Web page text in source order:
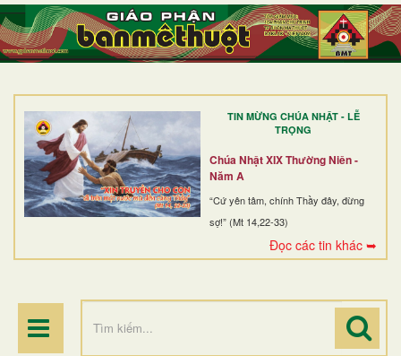
TIN MỪNG CHÚA NHẬT - LỄ
TRỌNG
Chúa Nhật XIX Thường Niên -
Năm A
“Cứ yên tâm, chính Thầy đây, đừng
sợ!” (Mt 14,22-33)
Đọc các tin khác ➥
TRANG NHẤT
GIỚI THIỆU
DÒNG TU
BAN MỤC VỤ
ĐOÀN THỂ CG
ĐIỂM HÀNH HƯƠNG